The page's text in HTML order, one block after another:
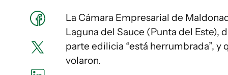
La Cámara Empresarial de
Laguna del Sauce (Punta del Este),
parte edilicia “está herrumbrada”, y
volaron.